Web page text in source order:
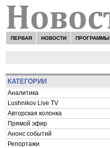
ПЕРВАЯ НОВОСТИ ПРОГРАММЫ
КАТЕГОРИИ
Аналитика
Lushnikov Live TV
Авторская колонка
Прямой эфир
Анонс событий
Репортажи